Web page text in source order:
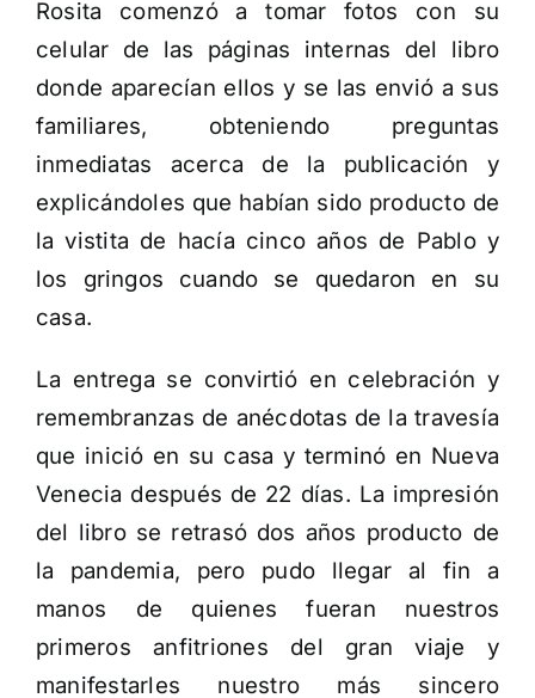
Rosita comenzó a tomar fotos con su
celular de las páginas internas del libro
donde aparecían ellos y se las envió a sus
familiares, obteniendo preguntas
inmediatas acerca de la publicación y
explicándoles que habían sido producto de
la vistita de hacía cinco años de Pablo y
los gringos cuando se quedaron en su
casa.
La entrega se convirtió en celebración y
remembranzas de anécdotas de la travesía
que inició en su casa y terminó en Nueva
Venecia después de 22 días. La impresión
del libro se retrasó dos años producto de
la pandemia, pero pudo llegar al fin a
manos de quienes fueran nuestros
primeros anfitriones del gran viaje y
manifestarles nuestro más sincero